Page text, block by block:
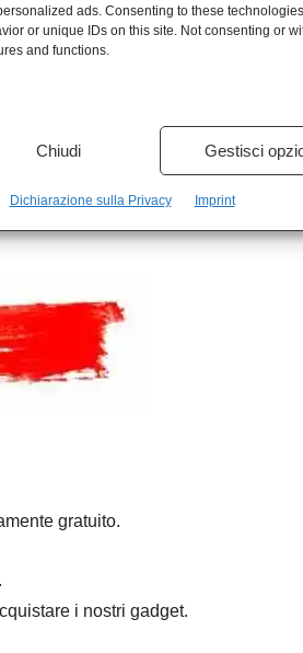
ads. Consenting to these
or unique IDs on this site. Not consenting or
and functions.
Chiudi Gestisci
Dichiarazione sulla Privacy Imprint
Le prossime elezioni
Questo è il
del cosiddetto Campo
il suo europeismo
Mattarella con un altro
Chigi si divertono i
gratuito.
i nostri gadget.